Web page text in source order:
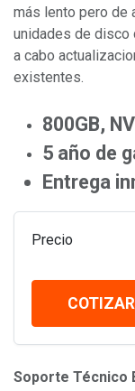
más lento pero de
unidades de disco
a cabo
existentes.
800GB,
5 año de
Entrega
Precio
Soporte Técnico